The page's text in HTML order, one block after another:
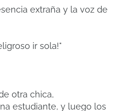
extraña y la voz de
ir sola!"
otra chica,
estudiante, y luego los